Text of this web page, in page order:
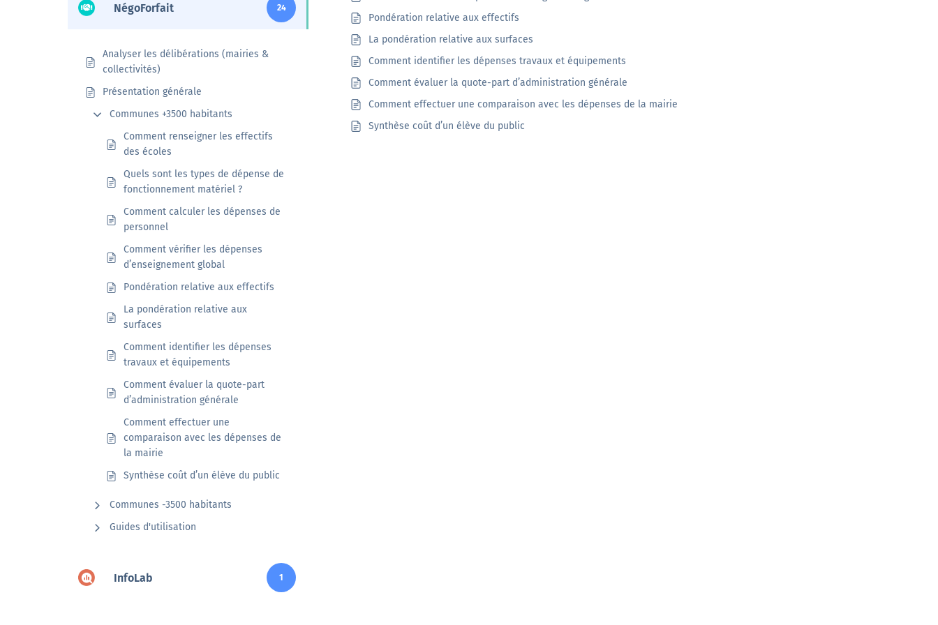
Une veille réglementaire assurée par une équipe
En savoir +
Documentation
Tutoriels, ressources documentaires, webinar en
replay …
En savoir +
NégoForfait 24
Analyser les délibérations (mairies &
collectivités)
Présentation générale
Communes +3500 habitants
Comment renseigner les effectifs
des écoles
Quels sont les types de dépense de
fonctionnement matériel ?
Comment calculer les dépenses de
personnel
Comment vérifier les dépenses
d’enseignement global
Pondération relative aux effectifs
La pondération relative aux
surfaces
Comment identifier les dépenses
travaux et équipements
Comment évaluer la quote-part
d’administration générale
Comment effectuer une
comparaison avec les dépenses de
la mairie
Synthèse coût d’un élève du public
Communes -3500 habitants
Guides d'utilisation
InfoLab 1
Pondération relative aux effectifs
La pondération relative aux surfaces
Comment identifier les dépenses travaux et équipements
Comment évaluer la quote-part d’administration générale
Comment effectuer une comparaison avec les dépenses de la mairie
Synthèse coût d’un élève du public